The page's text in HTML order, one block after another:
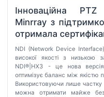
Інноваційна
Minrray з
отримала
NDI (Network Device
високої якості з низькою
NDI®|HX3 - це нова
оптимізує баланс між якістю
Використовуючи лише частку
можна отримати майже